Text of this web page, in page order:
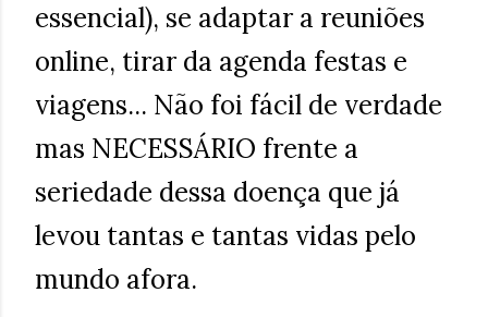
essencial), se adaptar a reuniões
online, tirar da agenda festas e
viagens... Não foi fácil de verdade
mas NECESSÁRIO frente a
seriedade dessa doença que já
levou tantas e tantas vidas pelo
mundo afora.